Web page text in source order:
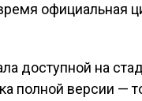
официальная
доступной на
полной версии —